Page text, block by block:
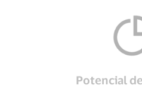
Potencial